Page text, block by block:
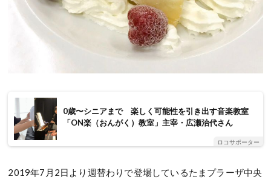
0歳〜シニアまで 楽しく可能性を引き出す音楽教室
「ON楽（おんがく）教室」主宰・広瀬治代さん
ロコサポーター
2019年7月2日より週替わりで登場しているたまプラーザ中央